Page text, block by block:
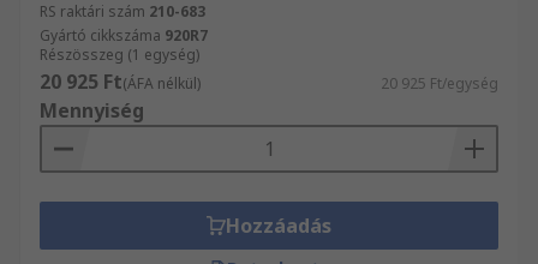
RS raktári szám 210-683
Gyártó cikkszáma 920R7
Részösszeg (1 egység)
20 925 Ft(ÁFA nélkül) 20 925 Ft/egység
Mennyiség
Hozzáadás